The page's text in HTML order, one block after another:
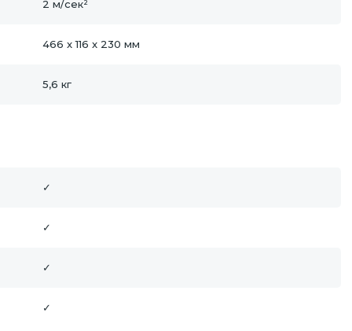
2 м/сек²
466 x 116 x 230 мм
5,6 кг
✓
✓
✓
✓